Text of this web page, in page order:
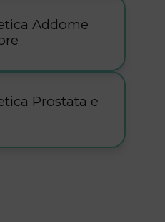
Addome
Prostata e